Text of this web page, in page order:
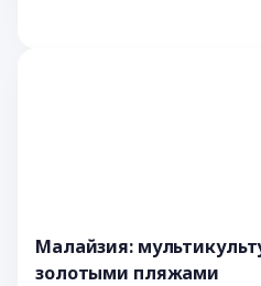
Малайзия:
золотыми пляжами